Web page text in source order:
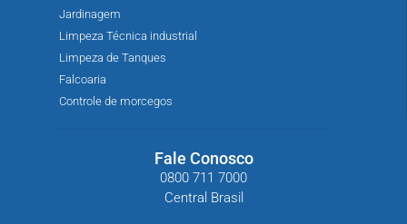
Jardinagem
Limpeza Técnica industrial
Limpeza de Tanques
Falcoaria
Controle de morcegos
Fale Conosco
0800 711 7000
Central Brasil